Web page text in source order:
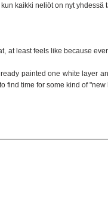
kaikki neliöt on nyt yhdessä
at least feels like because
painted one white layer
find time for some kind of "new